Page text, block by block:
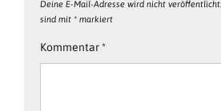
Deine E-Mail-Adresse wird nicht veröffentlicht.
sind mit * markiert
Kommentar*